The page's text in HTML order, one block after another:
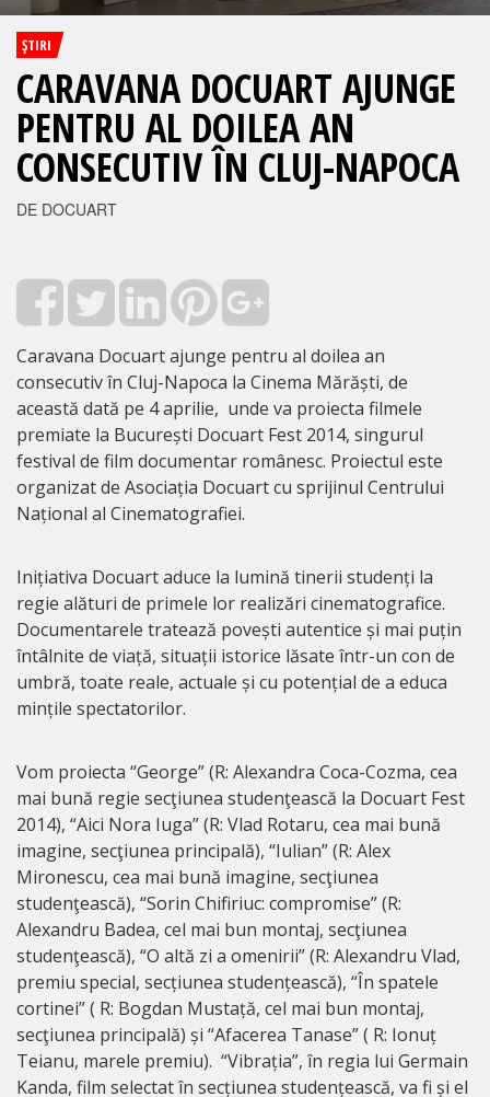
ŞTIRI
CARAVANA DOCUART AJUNGE
PENTRU AL DOILEA AN
CONSECUTIV ÎN CLUJ-NAPOCA
DE DOCUART
Caravana Docuart ajunge pentru al doilea an
consecutiv în Cluj-Napoca la Cinema Mărăști, de
această dată pe 4 aprilie, unde va proiecta filmele
premiate la București Docuart Fest 2014, singurul
festival de film documentar românesc. Proiectul este
organizat de Asociația Docuart cu sprijinul Centrului
Național al Cinematografiei.
Inițiativa Docuart aduce la lumină tinerii studenți la
regie alături de primele lor realizări cinematografice.
Documentarele tratează povești autentice și mai puțin
întâlnite de viață, situații istorice lăsate într-un con de
umbră, toate reale, actuale și cu potențial de a educa
mințile spectatorilor.
Vom proiecta “George” (R: Alexandra Coca-Cozma, cea
mai bună regie secţiunea studenţească la Docuart Fest
2014), “Aici Nora Iuga” (R: Vlad Rotaru, cea mai bună
imagine, secţiunea principală), “Iulian” (R: Alex
Mironescu, cea mai bună imagine, secţiunea
studenţească), “Sorin Chifiriuc: compromise” (R:
Alexandru Badea, cel mai bun montaj, secţiunea
studenţească), “O altă zi a omenirii” (R: Alexandru Vlad,
premiu special, secțiunea studențească), “În spatele
cortinei” ( R: Bogdan Mustață, cel mai bun montaj,
secţiunea principală) și “Afacerea Tanase” ( R: Ionuț
Teianu, marele premiu). “Vibrația”, în regia lui Germain
Kanda, film selectat în secțiunea studențească, va fi și el